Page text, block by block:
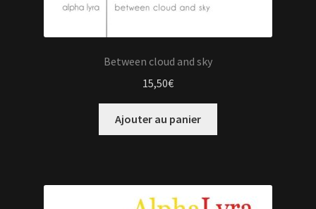
Between cloud and sky
15,50€
Ajouter au panier